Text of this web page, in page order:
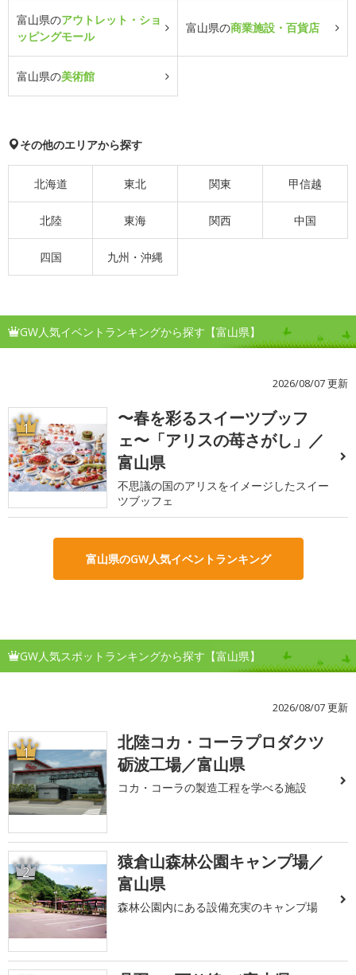
富山県のアウトレット・ショ
ッピングモール
富山県の商業施設・百貨店
富山県の美術館
その他のエリアから探す
北海道 東北 関東 甲信越
北陸 東海 関西 中国
四国 九州・沖縄
GW人気イベントランキングから探す【富山県】
2026/08/07 更新
1
〜春を彩るスイーツブッフ
ェ〜「アリスの苺さがし」／
富山県
不思議の国のアリスをイメージしたスイー
ツブッフェ
富山県のGW人気イベントランキング
GW人気スポットランキングから探す【富山県】
2026/08/07 更新
1
北陸コカ・コーラプロダクツ
砺波工場／富山県
コカ・コーラの製造工程を学べる施設
2
猿倉山森林公園キャンプ場／
富山県
森林公園内にある設備充実のキャンプ場